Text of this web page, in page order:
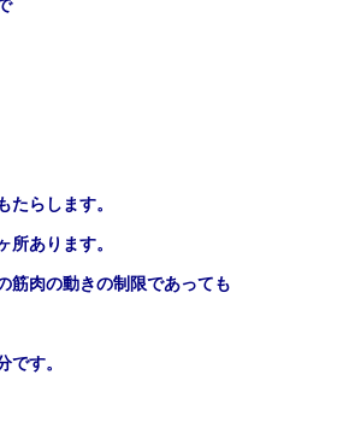
らします。
あります。
筋肉の動きの制限であっても
す。